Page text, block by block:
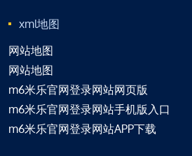
xml地图
网站地图
网站地图
m6米乐官网登录网站网页版
m6米乐官网登录网站手机版入口
m6米乐官网登录网站APP下载